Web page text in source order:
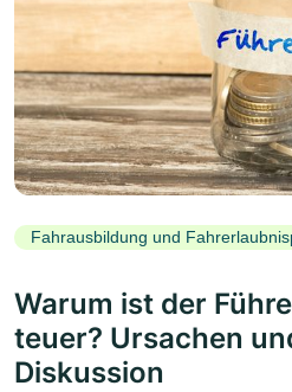
Fahrausbildung und
Warum ist der
teuer? Ursachen
Diskussion